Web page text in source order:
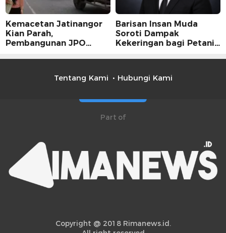
Kemacetan Jatinangor
Kian Parah,
Pembangunan JPO
Barisan Insan Muda
Soroti Dampak
Kekeringan bagi Petani,
Tentang Kami
Hubungi Kami
Part of
Copyright @ 2018 Rimanews.id.